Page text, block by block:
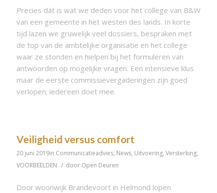
Precies dát is wat we deden voor het college van B&W
van een gemeente in het westen des lands. In korte
tijd lazen we gruwelijk veel dossiers, bespraken met
de top van de ambtelijke organisatie en het college
waar ze stonden en hielpen bij het formuleren van
antwoorden op mogelijke vragen. Een intensieve klus
maar de eerste commissievergaderingen zijn goed
verlopen; iedereen doet mee.
Veiligheid versus comfort
20 juni 2019in Communicatieadvies, News, Uitvoering, Versterking,
VOORBEELDEN / door Open Deuren
Door woonwijk Brandevoort in Helmond lopen